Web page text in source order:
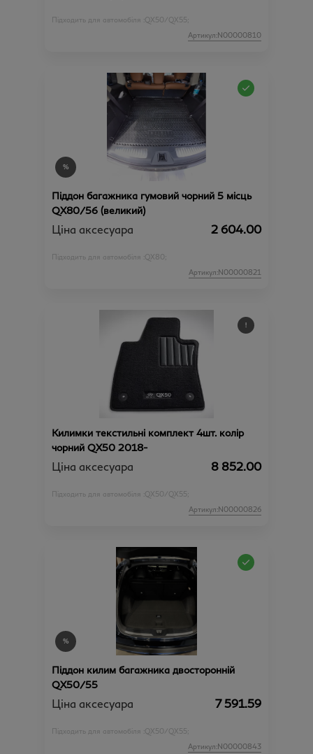
Підходить для автомобіля : QX50/QX55;
Артикул:N00000810
Піддон багажника гумовий чорний 5 місць
QX80/56 (великий)
Ціна аксесуара 2 604.00
Підходить для автомобіля : QX80;
Артикул:N00000821
Килимки текстильні комплект 4шт. колір
чорний QX50 2018-
Ціна аксесуара 8 852.00
Підходить для автомобіля : QX50/QX55;
Артикул:N00000826
Піддон килим багажника двосторонній
QX50/55
Ціна аксесуара 7 591.59
Підходить для автомобіля : QX50/QX55;
Артикул:N00000843